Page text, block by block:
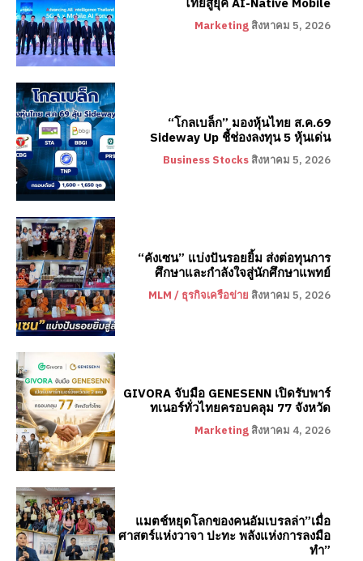
Marketing สิงหาคม 5, 2026
“โกลเบล็ก” มองหุ้นไทย ส.ค.69
Sideway Up ชี้ช่องลงทุน 5 หุ้นเด่น
Business Stocks สิงหาคม 5, 2026
“คังเซน” แบ่งปันรอยยิ้ม ส่งต่อทุนการ
ศึกษาและกำลังใจสู่นักศึกษาแพทย์
MLM / ธุรกิจเครือข่าย สิงหาคม 5, 2026
GIVORA จับมือ GENESENN เปิดรับพาร์
ทเนอร์ทั่วไทยครอบคลุม 77 จังหวัด
Marketing สิงหาคม 4, 2026
แมตช์หยุดโลกของคนอัมเบรลล่า”เมื่อ
ศาสตร์แห่งวาจา ปะทะ พลังแห่งการลงมือ
ทำ”